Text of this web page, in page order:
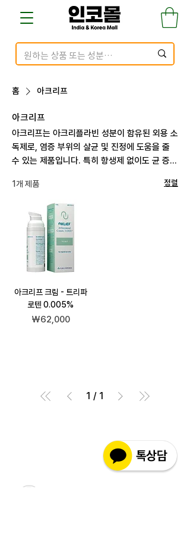
홈 아크리프
아크리프
아크리프는 아크리플라빈 성분이 함유된 외용 소
독제로, 염증 부위의 살균 및 진정에 도움을 줄
수 있는 제품입니다. 특히 항생제 없이도 균 증식
여드름 부위에 바르는 용도로 널리 사용되고 있
습니다. 상처 부위의 감염 예방, 모낭염 케어 등
다양한 피부 트러블 완화에 활용 가능하며, 인코
몰에서는 정품 아크리프 제품을 용량별로 제공하
고, 사용 부위와 빈도에 따른 가이드도 함께 안내
해드립니다.
1개 제품 정렬
아크리프 크림 - 트리파
로텐 0.005%
가격
₩62,000
1 / 1